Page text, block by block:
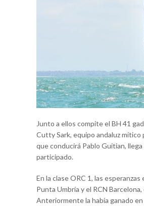
Junto a ellos compite el BH 41
Cutty Sark, equipo andaluz mítico
que conducirá Pablo Guitian,
participado.
En la clase ORC 1, las
Punta Umbría y el RCN
Anteriormente la había ganado en